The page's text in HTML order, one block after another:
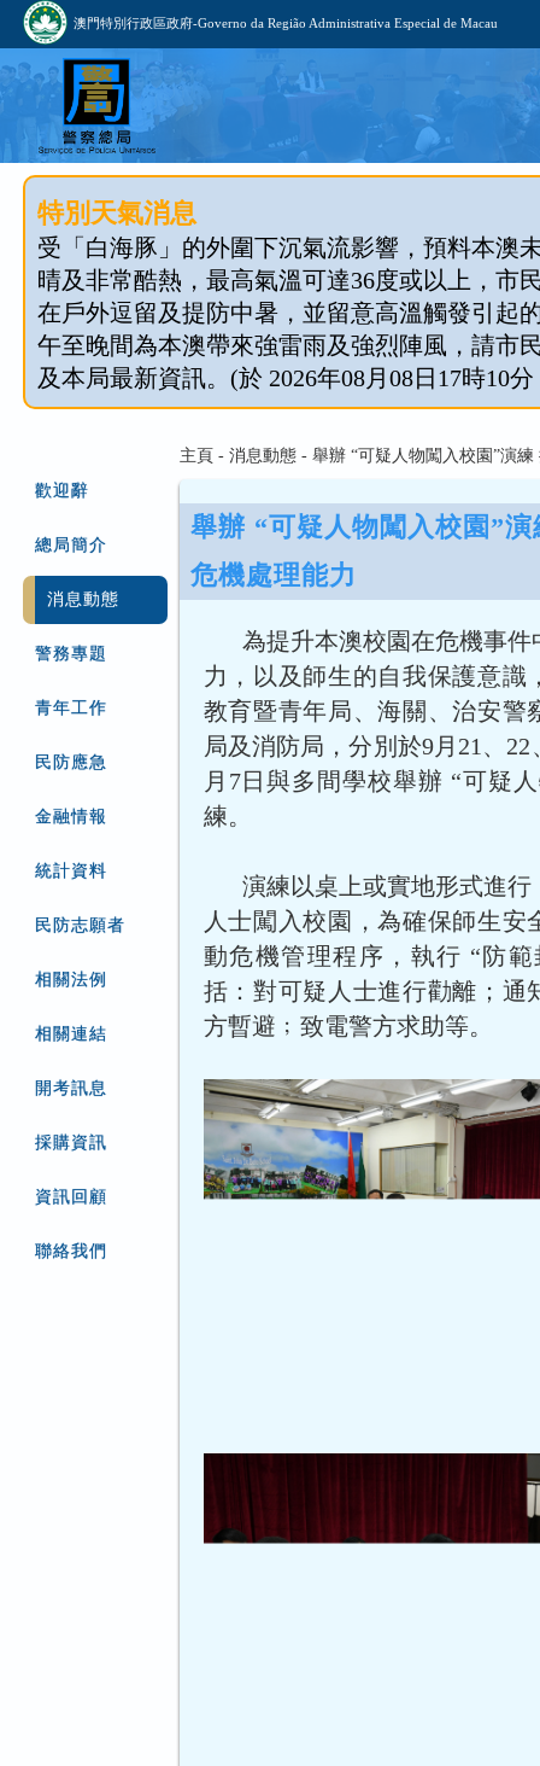
澳門特別行政區政府-Governo da Região Administrativa Especial de Macau
特別天氣消息
受「白海豚」的外圍下沉氣流影響，預料本澳
晴及非常酷熱，最高氣溫可達36度或以上，市
在戶外逗留及提防中暑，並留意高溫觸發引起
午至晚間為本澳帶來強雷雨及強烈陣風，請市
及本局最新資訊。(於 2026年08月08日17時10
歡迎辭
總局簡介
消息動態
警務專題
青年工作
民防應急
金融情報
統計資料
民防志願者
相關法例
相關連結
開考訊息
採購資訊
資訊回顧
聯絡我們
主頁 - 消息動態 - 舉辦 “可疑人物闖入校園”演
舉辦 “可疑人物闖入校園”
危機處理能力
為提升本澳校園在危機事
力，以及師生的自我保護意識
教育暨青年局、海關、治安警
局及消防局，分別於9月21、22
月7日與多間學校舉辦 “可疑
練。
演練以桌上或實地形式進
人士闖入校園，為確保師生安
動危機管理程序，執行 “防
括：對可疑人士進行勸離；通
方暫避﹔致電警方求助等。